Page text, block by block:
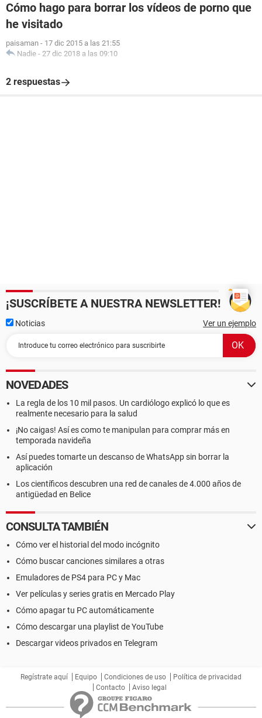
Cómo hago para borrar los vídeos de porno que
he visitado
paisaman - 17 dic 2015 a las 21:55
Nadie - 27 dic 2018 a las 09:10
2 respuestas
¡SUSCRÍBETE A NUESTRA NEWSLETTER!
Noticias Ver un ejemplo
NOVEDADES
La regla de los 10 mil pasos. Un cardiólogo explicó lo que es
realmente necesario para la salud
¡No caigas! Así es como te manipulan para comprar más en
temporada navideña
Así puedes tomarte un descanso de WhatsApp sin borrar la
aplicación
Los científicos descubren una red de canales de 4.000 años de
antigüedad en Belice
CONSULTA TAMBIÉN
Cómo ver el historial del modo incógnito
Cómo buscar canciones similares a otras
Emuladores de PS4 para PC y Mac
Ver películas y series gratis en Mercado Play
Cómo apagar tu PC automáticamente
Cómo descargar una playlist de YouTube
Descargar videos privados en Telegram
Regístrate aquí Equipo Condiciones de uso
Política de privacidad
Contacto
Aviso legal